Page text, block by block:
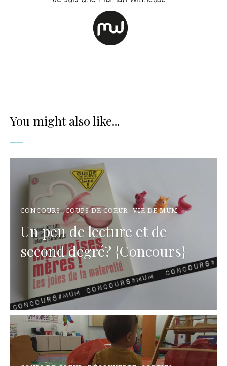
You might also like...
CONCOURS COUPS DE COEUR VIE DE MUM
Un peu de lecture et de
second degré? {Concours}